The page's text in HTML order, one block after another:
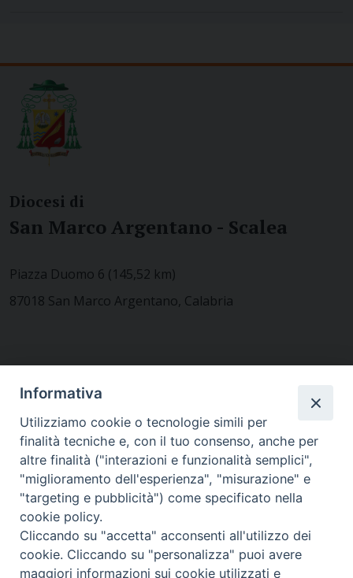
Diocesi di
San Marco Argentano - Scalea
Piazza Duomo 6 (145,52 km)
87018 San Marco Argentano, Calabria
MODULISTICA
WEBMAIL
Informativa
Utilizziamo cookie o tecnologie simili per
finalità tecniche e, con il tuo consenso, anche per
altre finalità ("interazioni e funzionalità semplici",
"miglioramento dell'esperienza", "misurazione" e
"targeting e pubblicità") come specificato nella
cookie policy.
Cliccando su "accetta" acconsenti all'utilizzo dei
cookie. Cliccando su "personalizza" puoi avere
maggiori informazioni sui cookie utilizzati e